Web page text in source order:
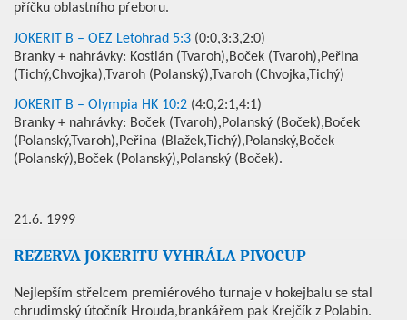
příčku oblastního pŕeboru.
JOKERIT B – OEZ Letohrad 5:3 (0:0,3:3,2:0)
Branky + nahrávky: Kostlán (Tvaroh),Boček (Tvaroh),Peřina
(Tichý,Chvojka),Tvaroh (Polanský),Tvaroh (Chvojka,Tichý)
JOKERIT B – Olympia HK 10:2 (4:0,2:1,4:1)
Branky + nahrávky: Boček (Tvaroh),Polanský (Boček),Boček
(Polanský,Tvaroh),Peřina (Blažek,Tichý),Polanský,Boček
(Polanský),Boček (Polanský),Polanský (Boček).
21.6. 1999
REZERVA JOKERITU VYHRÁLA PIVOCUP
Nejlepším střelcem premiérového turnaje v hokejbalu se stal
chrudimský útočník Hrouda,brankářem pak Krejčík z Polabin.